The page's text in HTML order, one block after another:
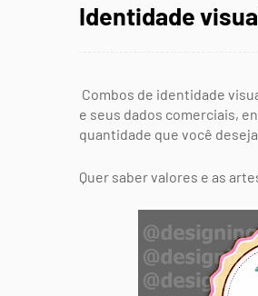
Identidade
Combos de identidade
e seus dados comerciais,
quantidade que você
Quer saber valores e as